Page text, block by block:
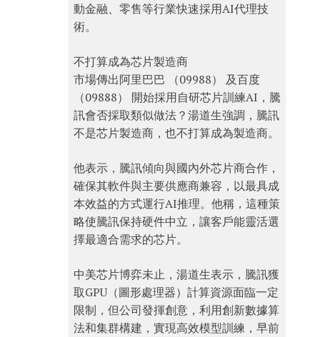
動金融、零售等行業快速採用AI代理技
術。
不打算成為芯片製造商
市場傳出阿里巴巴 （09988） 及百度
（09888） 開始採用自研芯片訓練AI，騰
訊會否採取類似做法？湯道生強調，騰訊
不是芯片製造商，也不打算成為製造商。
他表示，騰訊傾向與國內外芯片商合作，
確保其軟件與主要供應商兼容，以最具成
本效益的方式運行AI推理。他稱，這種策
略使騰訊保持硬件中立，讓客戶能靈活選
擇最適合需求的芯片。
中美芯片博弈未止，湯道生表示，騰訊獲
取GPU（圖形處理器）計算資源面臨一定
限制，但公司發揮創意，利用創新數據算
法和集群構建，實現高效模型訓練，早前